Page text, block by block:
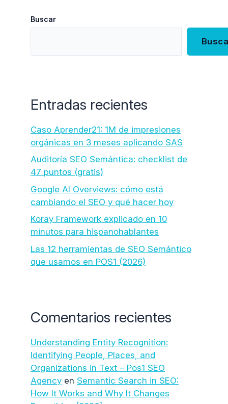
Buscar
Entradas recientes
Caso Aprender21: 1M de impresiones
orgánicas en 3 meses aplicando SAS
Auditoría SEO Semántica: checklist de
47 puntos (gratis)
Google AI Overviews: cómo está
cambiando el SEO y qué hacer hoy
Koray Framework explicado en 10
minutos para hispanohablantes
Las 12 herramientas de SEO Semántico
que usamos en POS1 (2026)
Comentarios recientes
Understanding Entity Recognition:
Identifying People, Places, and
Organizations in Text – Pos1 SEO
Agency en Semantic Search in SEO:
How It Works and Why It Changes